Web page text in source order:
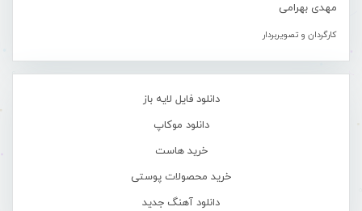
مهدی بهرامی
کارگردان و تصویربردار
دانلود فایل لایه باز
دانلود موکاپ
خرید هاست
خرید محصولات پوستی
دانلود آهنگ جدید